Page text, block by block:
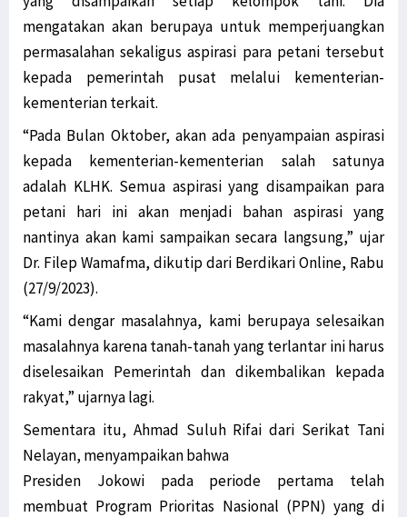
mengatakan akan berupaya untuk memperjuangkan
permasalahan sekaligus aspirasi para petani tersebut
kepada pemerintah pusat melalui kementerian-
kementerian terkait.
“Pada Bulan Oktober, akan ada penyampaian aspirasi
kepada kementerian-kementerian salah satunya
adalah KLHK. Semua aspirasi yang disampaikan para
petani hari ini akan menjadi bahan aspirasi yang
nantinya akan kami sampaikan secara langsung,” ujar
Dr. Filep Wamafma, dikutip dari Berdikari Online, Rabu
(27/9/2023).
“Kami dengar masalahnya, kami berupaya selesaikan
masalahnya karena tanah-tanah yang terlantar ini harus
diselesaikan Pemerintah dan dikembalikan kepada
rakyat,” ujarnya lagi.
Sementara itu, Ahmad Suluh Rifai dari Serikat Tani
Nelayan, menyampaikan bahwa
Presiden Jokowi pada periode pertama telah
membuat Program Prioritas Nasional (PPN) yang di